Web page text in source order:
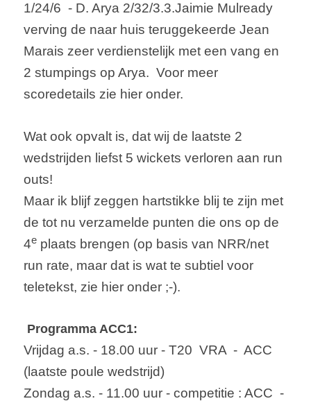
1/24/6  - D. Arya 2/32/3.3.Jaimie Mulready
Marais zeer verdienstelijk met een vang en
2 stumpings op Arya.
  Voor meer
scoredetails zie hier onder.
Wat ook opvalt is, dat wij de laatste 2
wedstrijden liefst 5 wickets verloren aan run
outs!
Maar ik blijf zeggen hartstikke blij te zijn met
de tot nu verzamelde punten die ons op de
4e plaats brengen (op basis van NRR/net
run rate, maar dat is wat te subtiel voor
teletekst, zie hier onder ;-).
Programma ACC1:
Vrijdag a.s. - 18.00 uur - T20  VRA  -  ACC
(laatste poule wedstrijd)
Zondag a.s. - 11.00 uur - competitie : ACC  -